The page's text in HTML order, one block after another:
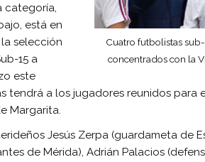
Cuatro futbolistas
concentrados con la
categoría,
está en
selección
15 a
este
tendrá a los jugadores reunidos para
Margarita.
Jesús Zerpa (guardameta de
de Mérida), Adrián Palacios